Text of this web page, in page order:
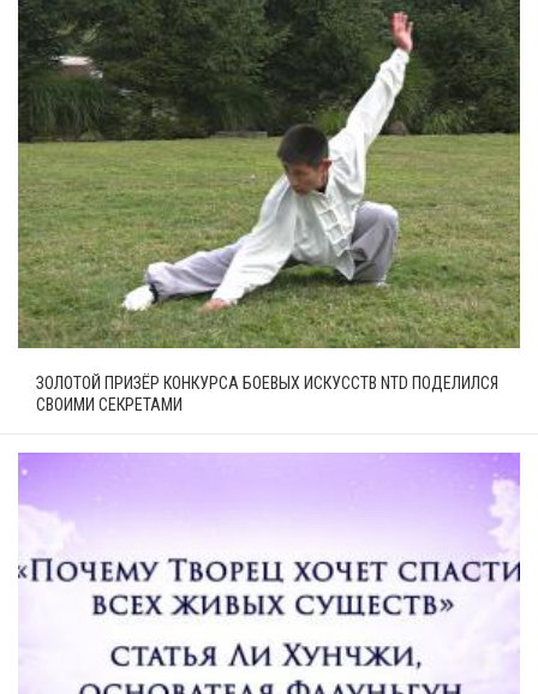
ЗОЛОТОЙ ПРИЗЁР КОНКУРСА БОЕВЫХ ИСКУССТВ NTD ПОДЕЛИЛСЯ
СВОИМИ СЕКРЕТАМИ